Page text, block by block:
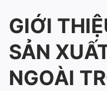
GIỚI
SẢN
NGOÀI